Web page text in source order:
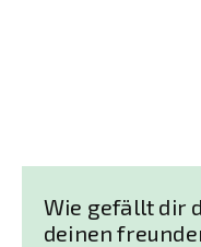
Wie gefällt dir
deinen